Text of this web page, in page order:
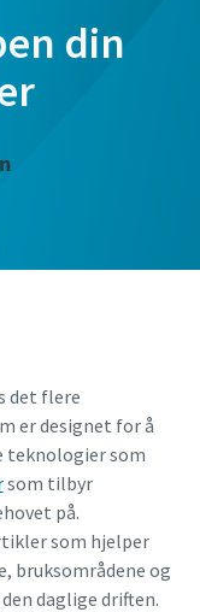
din
det flere
er designet for å
teknologier som
som tilbyr
på.
som hjelper
bruksområdene og
daglige driften.